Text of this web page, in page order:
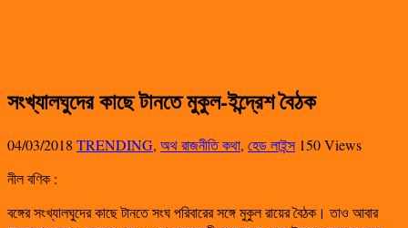
সংখ্যালঘুদের কাছে টানতে মুকুল-ইন্দ্রেশ বৈঠক
04/03/2018 TRENDING, অথ রাজনীতি কথা, হেড লাইন্স 150 Views
নীল বণিক :
বঙ্গের সংখ্যালঘুদের কাছে টানতে সংঘ পরিবারের সঙ্গে মুকুল রায়ের বৈঠক। তাও আবার